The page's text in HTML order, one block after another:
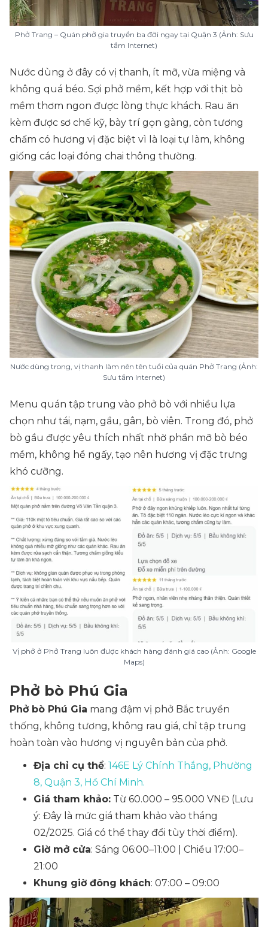
Phở Trang – Quán phở gia truyền ba đời ngay tại Quận 3 (Ảnh: Sưu
tầm Internet)
Nước dùng ở đây có vị thanh, ít mỡ, vừa miệng và
không quá béo. Sợi phở mềm, kết hợp với thịt bò
mềm thơm ngon được lòng thực khách. Rau ăn
kèm được sơ chế kỹ, bày trí gọn gàng, còn tương
chấm có hương vị đặc biệt vì là loại tự làm, không
giống các loại đóng chai thông thường.
Nước dùng trong, vị thanh làm nên tên tuổi của quán Phở Trang (Ảnh:
Sưu tầm Internet)
Menu quán tập trung vào phở bò với nhiều lựa
chọn như tái, nạm, gầu, gân, bò viên. Trong đó, phở
bò gầu được yêu thích nhất nhờ phần mỡ bò béo
mềm, không hề ngấy, tạo nên hương vị đặc trưng
khó cưỡng.
Vị phở ở Phở Trang luôn được khách hàng đánh giá cao (Ảnh: Google
Maps)
Phở bò Phú Gia
Phở bò Phú Gia mang đậm vị phở Bắc truyền
thống, không tương, không rau giá, chỉ tập trung
hoàn toàn vào hương vị nguyên bản của phở.
Địa chỉ cụ thể: 146E Lý Chính Thắng, Phường
8, Quận 3, Hồ Chí Minh.
Giá tham khảo: Từ 60.000 – 95.000 VNĐ (Lưu
ý: Đây là mức giá tham khảo vào tháng
02/2025. Giá có thể thay đổi tùy thời điểm).
Giờ mở cửa: Sáng 06:00–11:00 | Chiều 17:00–
21:00
Khung giờ đông khách: 07:00 – 09:00